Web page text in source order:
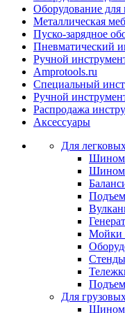
Оборудование для
Металлическая
Пуско-зарядное
Пневматический
Ручной
Amprotools.ru
Специальный
Ручной
Распродажа
Аксессуары
Для
Мойки
Для